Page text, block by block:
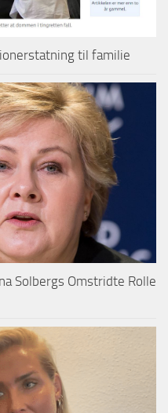
til familie
Solbergs Omstridte Rolle